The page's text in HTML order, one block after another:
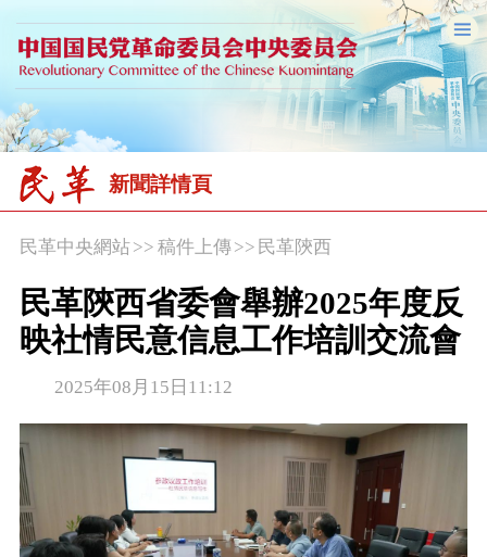
新聞詳情頁
民革中央網站>> 稿件上傳>> 民革陝西
民革陝西省委會舉辦2025年度反
映社情民意信息工作培訓交流會
2025年08月15日11:12